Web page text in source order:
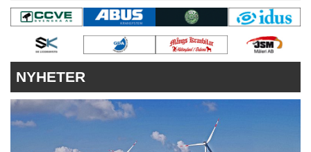
KONTAKT
VÅRA ANDRA MAGASIN
PRENUMERERA
ANNONSERA
NYHETER